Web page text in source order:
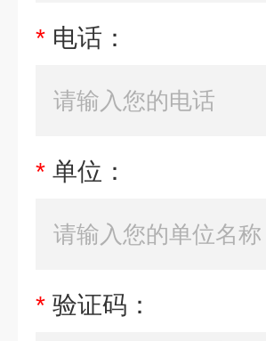
* 电话：
* 单位：
* 验证码：